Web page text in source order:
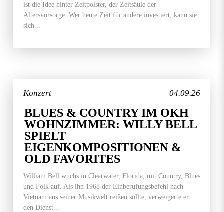
ist die Idee hinter Zeitpolster, der Zeitsäule der
Altersvorsorge: Wer heute Zeit für andere investiert, kann sie
sich...
04.09.26
Konzert
BLUES & COUNTRY IM OKH
WOHNZIMMER: WILLY BELL
SPIELT
EIGENKOMPOSITIONEN &
OLD FAVORITES
William Bell wuchs in Clearwater, Florida, mit Country, Blues
und Folk auf. Als ihn 1968 der Einberufungsbefehl nach
Vietnam aus seiner Musikwelt reißen sollte, verweigerte er
den Dienst...